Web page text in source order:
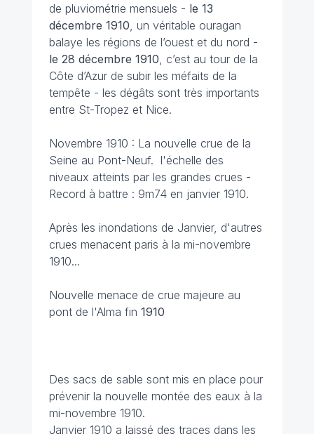
de pluviométrie mensuels - le 13
décembre 1910, un véritable ouragan
balaye les régions de l’ouest et du nord -
le 28 décembre 1910, c’est au tour de la
Côte d’Azur de subir les méfaits de la
tempête - les dégâts sont très importants
entre St-Tropez et Nice.
Novembre 1910 : La nouvelle crue de la
Seine au Pont-Neuf. l'échelle des
niveaux atteints par les grandes crues -
Record à battre : 9m74 en janvier 1910.
Après les inondations de Janvier, d'autres
crues menacent paris à la mi-novembre
1910...
Nouvelle menace de crue majeure au
pont de l'Alma fin 1910
Des sacs de sable sont mis en place pour
prévenir la nouvelle montée des eaux à la
mi-novembre 1910.
Janvier 1910 a laissé des traces dans les